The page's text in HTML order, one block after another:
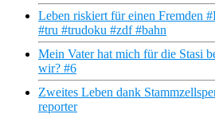
Leben riskiert für einen Fremden
#tru #trudoku #zdf #bahn
Mein Vater hat mich für die Stasi
wir? #6
Zweites Leben dank
reporter